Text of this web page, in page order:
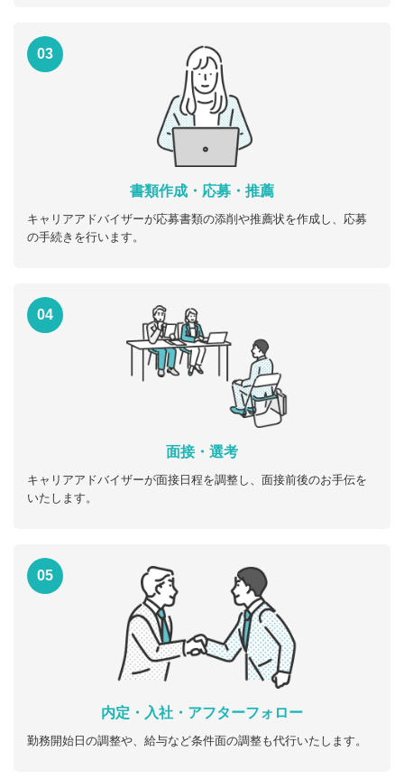
03
書類作成・応募・推薦
キャリアアドバイザーが応募書類の添削や推薦状を作成し、応募
の手続きを行います。
04
面接・選考
キャリアアドバイザーが面接日程を調整し、面接前後のお手伝を
いたします。
05
内定・入社・アフターフォロー
勤務開始日の調整や、給与など条件面の調整も代行いたします。